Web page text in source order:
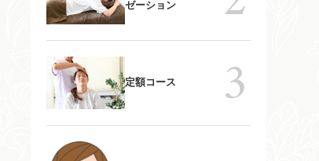
ゼーション
定額コース